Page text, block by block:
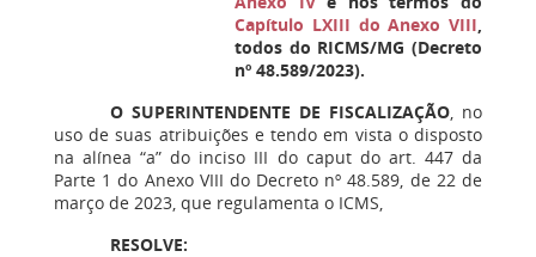
Capítulo LXIII do Anexo VIII,
todos do RICMS/MG (Decreto
nº 48.589/2023).
O SUPERINTENDENTE DE FISCALIZAÇÃO, no
uso de suas atribuições e tendo em vista o disposto
na alínea “a” do inciso III do caput do art. 447 da
Parte 1 do Anexo VIII do Decreto nº 48.589, de 22 de
março de 2023, que regulamenta o ICMS,
RESOLVE: